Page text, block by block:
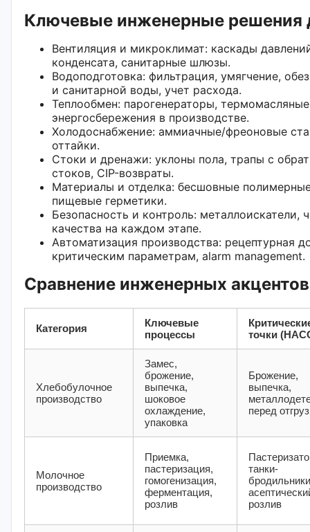
Ключевые инженерные решения
Вентиляция и микроклимат: каскады
конденсата, санитарные шлюзы.
Водоподготовка: фильтрация, умягчение,
и санитарной воды, учет расхода.
Теплообмен: парогенераторы,
энергосбережения в производстве.
Холодоснабжение: аммиачные/фреоновые
оттайки.
Стоки и дренажи: уклоны пола, трапы с
стоков, CIP-возвраты.
Материалы и отделка: бесшовные
пищевые герметики.
Безопасность и контроль:
качества на каждом этапе.
Автоматизация производства: рецептурная
критическим параметрам, alarm management.
Сравнение инженерных
Категория
Ключевые
процессы
точки
Хлебобулочное
производство
Замес,
брожение,
выпечка,
шоковое
охлаждение,
упаковка
Брожение,
выпечка,
перед
Молочное
производство
Приемка,
пастеризация,
гомогенизация,
ферментация,
розлив
танки-
розлив